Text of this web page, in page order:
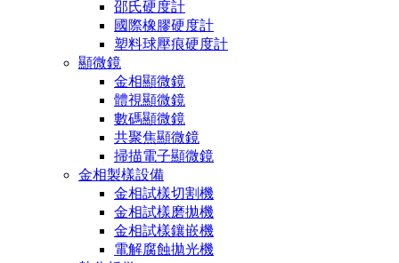
邵氏硬度計
國際橡膠硬度計
塑料球壓痕硬度計
顯微鏡
金相顯微鏡
體視顯微鏡
數碼顯微鏡
共聚焦顯微鏡
掃描電子顯微鏡
金相製樣設備
金相試樣切割機
金相試樣磨拋機
金相試樣鑲嵌機
電解腐蝕拋光機